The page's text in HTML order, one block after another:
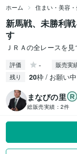
ホーム 住まい・美容
新馬戦、未勝利
す
ＪＲＡの全レースを
評価 - 販売実
残り 20枠 / お願い中
まなびの里
総販売実績： 2件